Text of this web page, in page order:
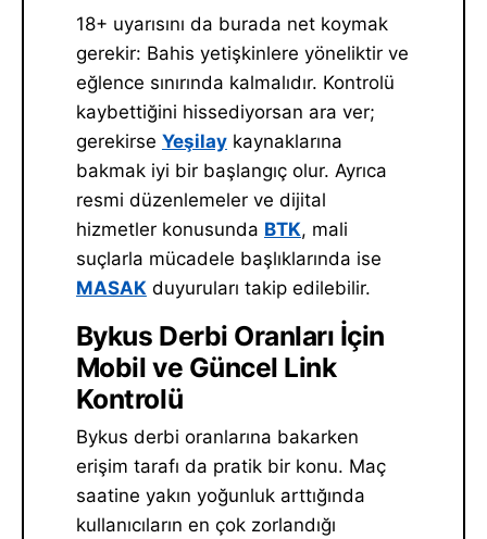
18+ uyarısını da burada net koymak
gerekir: Bahis yetişkinlere yöneliktir ve
eğlence sınırında kalmalıdır. Kontrolü
kaybettiğini hissediyorsan ara ver;
gerekirse Yeşilaykaynaklarına
bakmak iyi bir başlangıç olur. Ayrıca
resmi düzenlemeler ve dijital
hizmetler konusunda BTK, mali
suçlarla mücadele başlıklarında ise
MASAKduyuruları takip edilebilir.
Bykus Derbi Oranları İçin
Mobil ve Güncel Link
Kontrolü
Bykus derbi oranlarına bakarken
erişim tarafı da pratik bir konu. Maç
saatine yakın yoğunluk arttığında
kullanıcıların en çok zorlandığı